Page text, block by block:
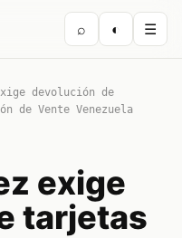
⌕ ◐ ☰
devolución de
Vente Venezuela
exige
tarjetas